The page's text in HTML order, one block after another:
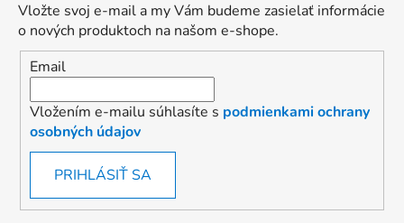
Vložte svoj e-mail a my Vám budeme zasielať informácie
o nových produktoch na našom e-shope.
Email
Vložením e-mailu súhlasíte s podmienkami ochrany
osobných údajov
PRIHLÁSIŤ SA